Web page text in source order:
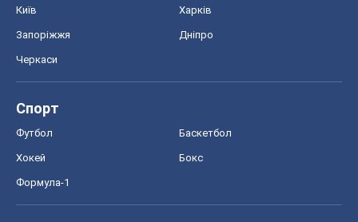
Київ Харків
Запоріжжя Дніпро
Черкаси
Спорт
Футбол Баскетбол
Хокей Бокс
Формула-1